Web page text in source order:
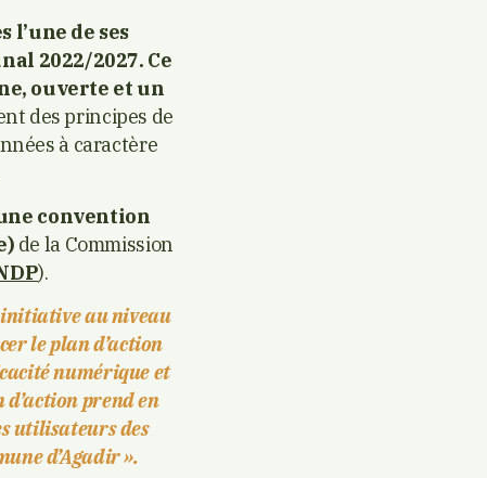
de ses
2022/2027. Ce
ouverte et un
des principes de
à caractère
convention
de laCommission
).
initiative au niveau
le plan d’action
numérique et
prend en
utilisateurs des
d’Agadir ».